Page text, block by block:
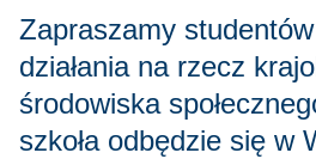
Zapraszamy
działania na rzecz
środowiska
szkoła odbędzie się w